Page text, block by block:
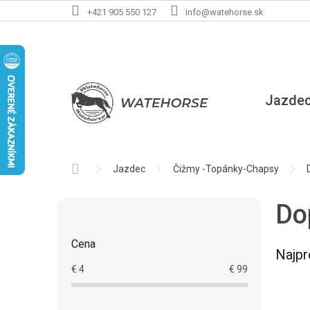
na
+421 905 550 127 info@watehorse.sk
DomovJazdec Čižmy -Topánky-Chapsy
Cena
€ 4 € 99